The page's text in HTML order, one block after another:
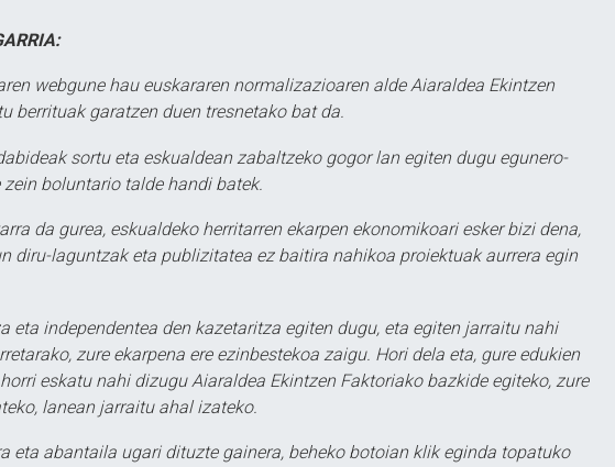
webgune hau euskararen normalizazioaren alde Aiaraldea Ekintzen
berrituak garatzen duen tresnetako bat da.
sortu eta eskualdean zabaltzeko gogor lan egiten dugu egunero-
boluntario talde handi batek.
da gurea, eskualdeko herritarren ekarpen ekonomikoari esker bizi dena,
diru-laguntzak eta publizitatea ez baitira nahikoa proiektuak aurrera egin
eta independentea den kazetaritza egiten dugu, eta egiten jarraitu nahi
zure ekarpena ere ezinbestekoa zaigu. Hori dela eta, gure edukien
eskatu nahi dizugu Aiaraldea Ekintzen Faktoriako bazkide egiteko, zure
lanean jarraitu ahal izateko.
eta abantaila ugari dituzte gainera, beheko botoian klik eginda topatuko